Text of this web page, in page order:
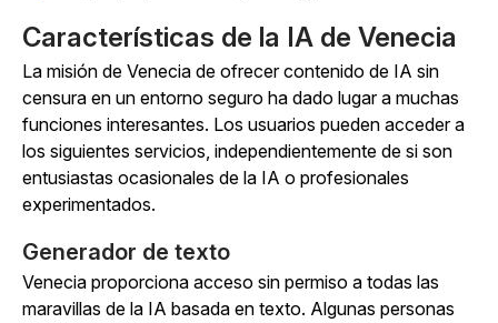
Características de la IA de Venecia
La misión de Venecia de ofrecer contenido de IA sin
censura en un entorno seguro ha dado lugar a muchas
funciones interesantes. Los usuarios pueden acceder a
los siguientes servicios, independientemente de si son
entusiastas ocasionales de la IA o profesionales
experimentados.
Generador de texto
Venecia proporciona acceso sin permiso a todas las
maravillas de la IA basada en texto. Algunas personas